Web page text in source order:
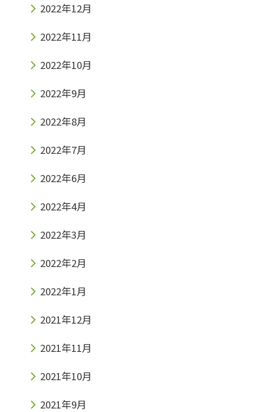
2022年12月
2022年11月
2022年10月
2022年9月
2022年8月
2022年7月
2022年6月
2022年4月
2022年3月
2022年2月
2022年1月
2021年12月
2021年11月
2021年10月
2021年9月